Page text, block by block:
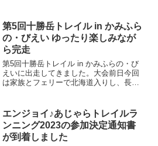
で楽しみ楽しみ。50Kは募集定員に余裕
があ...
第5回十勝岳トレイル in かみふら
の・びえい ゆったり楽しみなが
ら完走
第5回十勝岳トレイル in かみふらの・び
えいに出走してきました。大会前日今回
は家族とフェリーで北海道入りし、長距
した参加通知書を渡して受付完了。必携
品チェックと...
エンジョイ♪あじゃらトレイルラ
ンニング2023の参加決定通知書
が到着しました